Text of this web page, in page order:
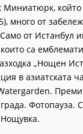
който
много от
от Истанбул
са
„Нощен
в азиатската
Фотопауза.